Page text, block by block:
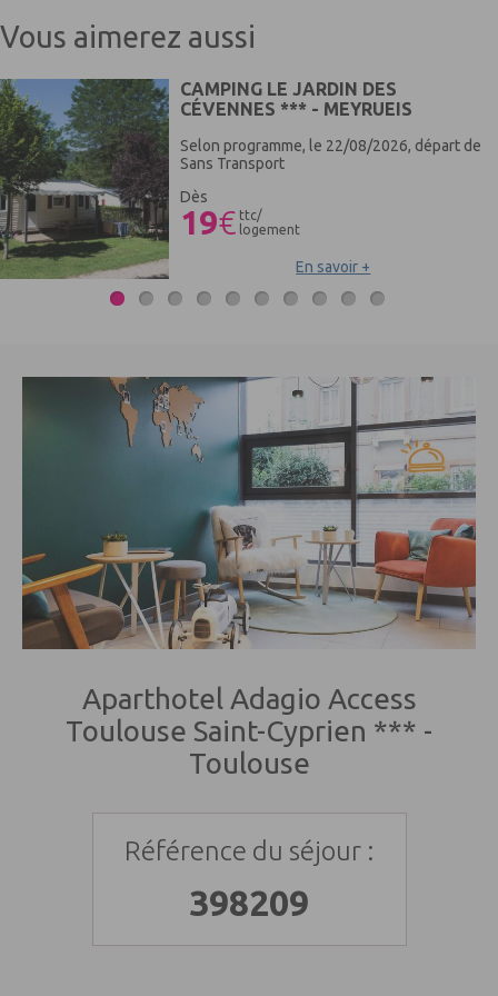
Vous aimerez aussi
CAMPING LE JARDIN DES
CÉVENNES *** - MEYRUEIS
Selon programme, le 22/08/2026, départ de
Sans Transport
Dès
19€ ttc/
logement
En savoir +
Aparthotel Adagio Access
Toulouse Saint-Cyprien *** -
Toulouse
Référence du séjour :
398209